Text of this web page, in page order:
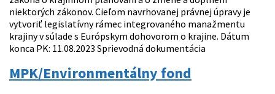
niektorých zákonov. Cieľom navrhovanej právnej úpravy je
vytvoriť legislatívny rámec integrovaného manažmentu
krajiny v súlade s Európskym dohovorom o krajine. Dátum
konca PK: 11.08.2023 Sprievodná dokumentácia
MPK/Environmentálny fond